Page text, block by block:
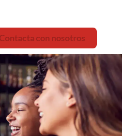
Contacta con nosotros